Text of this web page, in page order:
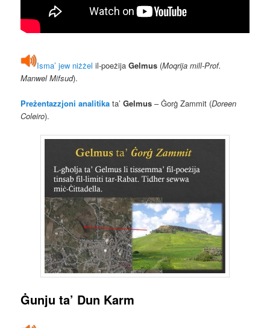
Isma’ jew niżżelil-poeżijaGelmus (Moqrija mill-Prof.
Manwel Mifsud).
Preżentazzjoni analitika ta’Gelmus – Ġorġ Zammit (Doreen
Coleiro).
Ġunjuta’ Dun Karm